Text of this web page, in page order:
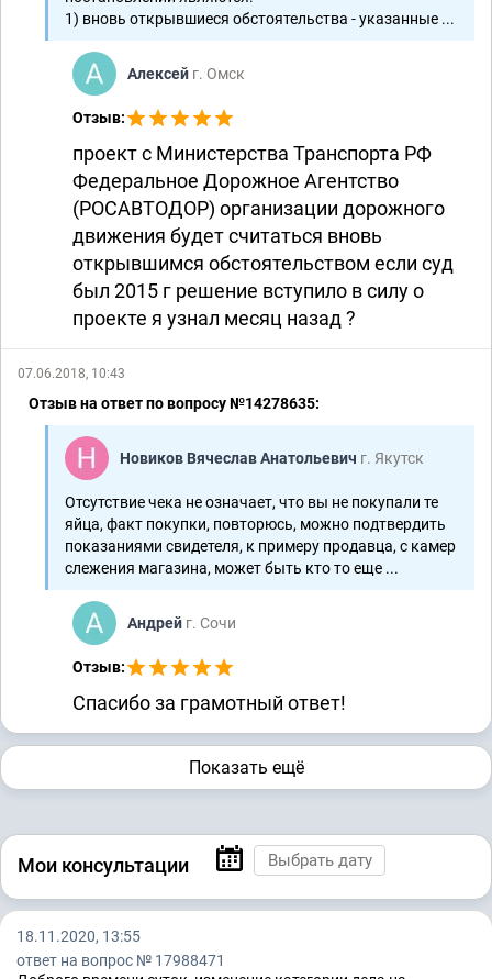
1) вновь открывшиеся обстоятельства - указанные ...
Алексей г. Омск
Отзыв:
проект с Министерства Транспорта РФ
Федеральное Дорожное Агентство
(РОСАВТОДОР) организации дорожного
движения будет считаться вновь
открывшимся обстоятельством если суд
был 2015 г решение вступило в силу о
проекте я узнал месяц назад ?
07.06.2018, 10:43
Отзыв на ответ по вопросу №14278635:
Новиков Вячеслав Анатольевич г. Якутск
Отсутствие чека не означает, что вы не покупали те
яйца, факт покупки, повторюсь, можно подтвердить
показаниями свидетеля, к примеру продавца, с камер
слежения магазина, может быть кто то еще ...
Андрей г. Сочи
Отзыв:
Спасибо за грамотный ответ!
Показать ещё
Мои консультации
18.11.2020, 13:55
ответ на вопрос № 17988471